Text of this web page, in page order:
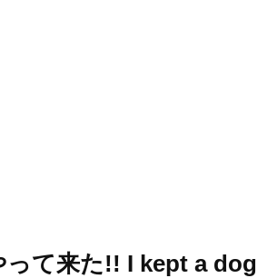
って来た!! I kept a dog